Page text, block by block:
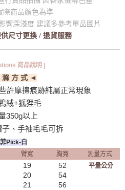
際商品顏色為準
響深淺度 建議多參考單品圖片
尺寸更換 / 退貨服務
商品說明 |
方 式 ◄
許摩擦痕跡純屬正常現象
絨+狐狸毛
350g以上
子、手袖毛毛可拆
Pick-白
臂寬 胸寬
測量方式
19
20
21
52
54
56
平量公分